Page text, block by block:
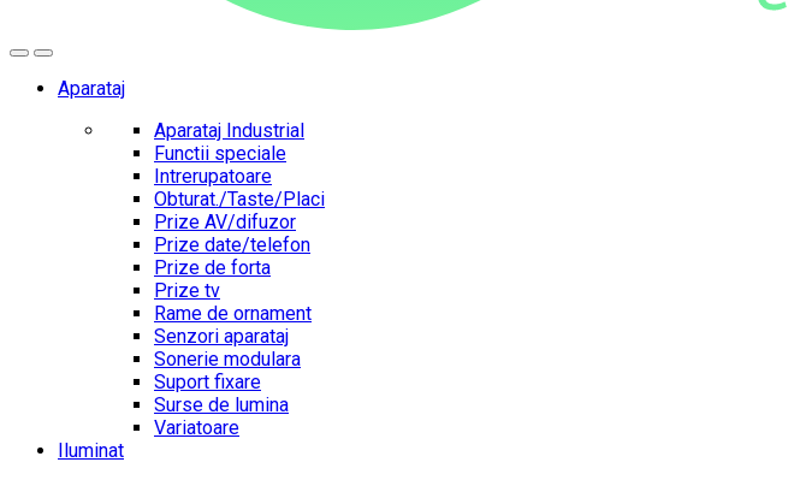
Aparataj
Aparataj Industrial
Functii speciale
Intrerupatoare
Obturat./Taste/Placi
Prize AV/difuzor
Prize date/telefon
Prize de forta
Prize tv
Rame de ornament
Senzori aparataj
Sonerie modulara
Suport fixare
Surse de lumina
Variatoare
Iluminat